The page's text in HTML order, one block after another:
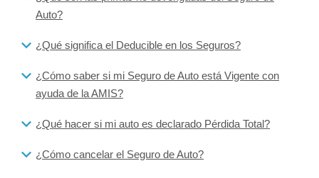
Auto?
¿Qué significa el Deducible en los Seguros?
¿Cómo saber si mi Seguro de Auto está Vigente con
ayuda de la AMIS?
¿Qué hacer si mi auto es declarado Pérdida Total?
¿Cómo cancelar el Seguro de Auto?